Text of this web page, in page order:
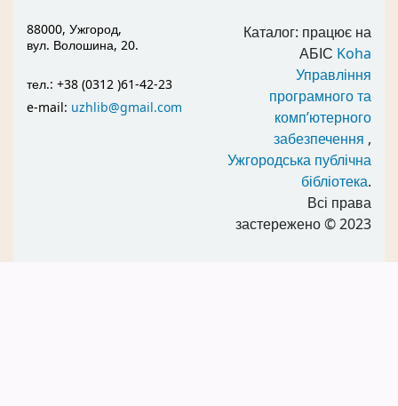
88000, Ужгород,
вул. Волошина, 20.
тел.: +38 (0312 )61-42-23
e-mail: uzhlib@gmail.com
Каталог: працює на
АБІС Koha
Управління
програмного та
комп’ютерного
забезпечення ,
Ужгородська публічна
бібліотека.
Всі права
застережено© 2023